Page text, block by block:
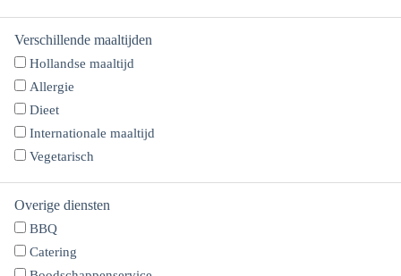
Verschillende maaltijden
Hollandse maaltijd
Allergie
Dieet
Internationale maaltijd
Vegetarisch
Overige diensten
BBQ
Catering